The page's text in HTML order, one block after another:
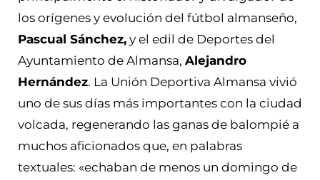
los orígenes y evolución del fútbol almanseño,
Pascual Sánchez, y el edil de Deportes del
Ayuntamiento de Almansa, Alejandro
Hernández. La Unión Deportiva Almansa vivió
uno de sus días más importantes con la ciudad
volcada, regenerando las ganas de balompié a
muchos aficionados que, en palabras
textuales: «echaban de menos un domingo de